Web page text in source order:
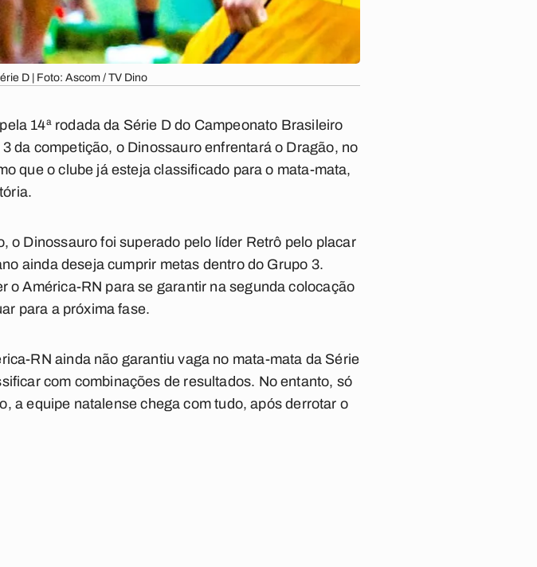
D | Foto: Ascom / TV Dino
14ª rodada da Série D do Campeonato Brasileiro
da competição, o Dinossauro enfrentará o Dragão, no
que o clube já esteja classificado para o mata-mata,
o Dinossauro foi superado pelo líder Retrô pelo placar
ainda deseja cumprir metas dentro do Grupo 3.
o América-RN para se garantir na segunda colocação
para a próxima fase.
RN ainda não garantiu vaga no mata-mata da Série
com combinações de resultados. No entanto, só
a equipe natalense chega com tudo, após derrotar o